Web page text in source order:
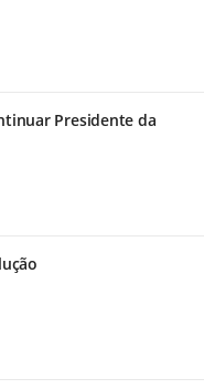
Presidente da